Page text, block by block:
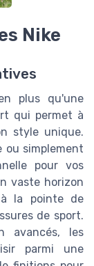
Nike
plus qu'une
qui permet à
style unique.
ou simplement
pour vos
vaste horizon
la pointe de
de sport.
avancés, les
parmi une